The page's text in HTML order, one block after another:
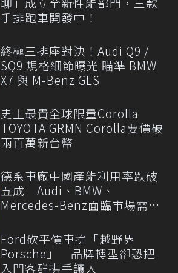
手排跑車開發中！
終極三排座對決！Audi Q9 /
SQ9 規格細節曝光 瞄準 BMW
X7 與 M-Benz GLS
史上最貴全球限量Corolla
TOYOTA GRMN Corolla要價破
兩百萬新台幣
德系車廠中國產能利用率跌破
五成 Audi、BMW、
Mercedes-Benz面臨市場需求
Ford砍平價車拚「越野界
Porsche」 品牌轉型卻恐把
入門客群拱手讓人